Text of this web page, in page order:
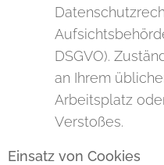
DSGVO).
an Ihrem
Arbeitsplatz
Verstoßes.
Einsatz von Cookies